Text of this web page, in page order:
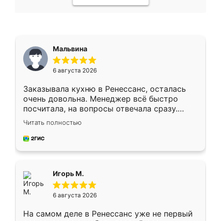
Мальвина
6 августа 2026
Заказывала кухню в Ренессанс, осталась
очень довольна. Менеджер всё быстро
посчитала, на вопросы отвечала сразу.
Замерщик приехал в субботу, подошёл к
делу со всей ответственностью. Собрали
за день, ребята работали аккуратно, даже
Читать полностью
Игорь М.
6 августа 2026
На самом деле в Ренессанс уже не первый